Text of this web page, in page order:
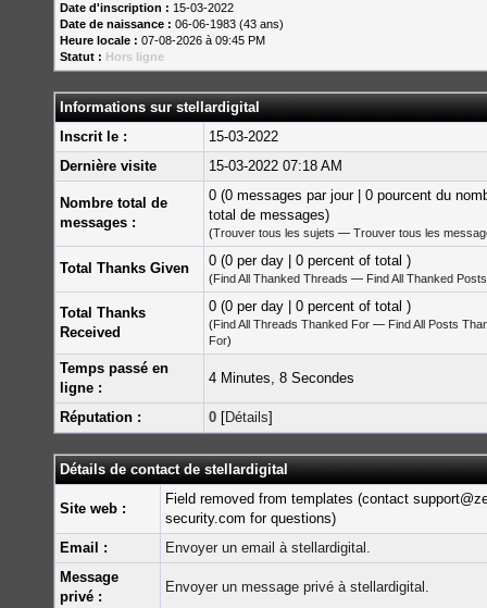
Date d'inscription : 15-03-2022
Date de naissance : 06-06-1983 (43 ans)
Heure locale : 07-08-2026 à 09:45 PM
Statut : Hors ligne
Informations sur stellardigital
Inscrit le :
15-03-2022
Dernière visite
15-03-2022 07:18 AM
Nombre total de
messages :
0 (0 messages par jour | 0 pourcent du
total de messages)
(Trouver tous les sujets — Trouver tous les
Total Thanks Given 0 (0 per day | 0 percent of total )
(Find All Thanked Threads — Find All Thanked Posts
Total Thanks
Received
0 (0 per day | 0 percent of total )
(Find All Threads Thanked For — Find All Posts
For)
Temps passé en
ligne :
4 Minutes, 8 Secondes
Réputation : 0 [Détails]
Détails de contact de stellardigital
Site web :
Field removed from templates (contact
security.com for questions)
Email :
Envoyer un email à stellardigital.
Message
privé :
Envoyer un message privé à stellardigital.